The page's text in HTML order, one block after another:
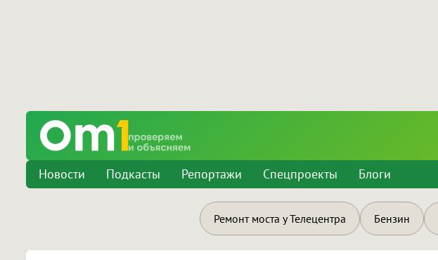
Новости Подкасты Репортажи Спецпроекты Блоги
Ремонт моста у Телецентра Бензин